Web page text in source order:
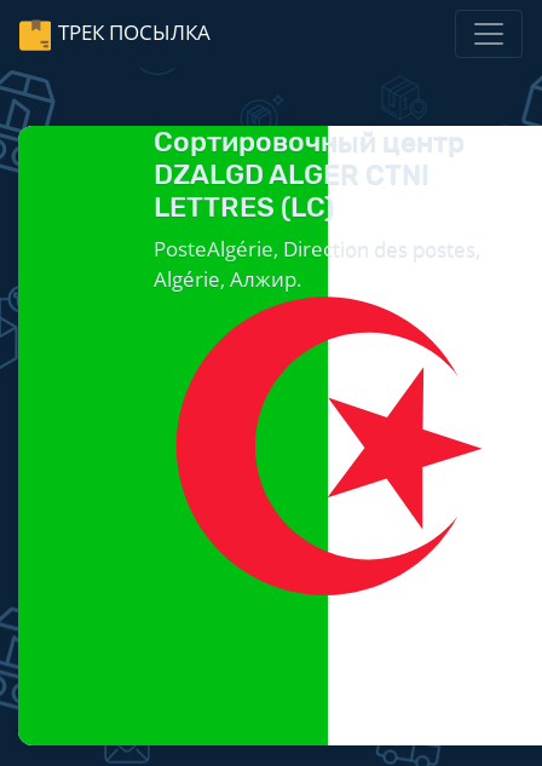
ТРЕК ПОСЫЛКА
Сортировочный центр
DZALGD ALGER CTNI
LETTRES (LC)
PosteAlgérie, Direction des postes,
Algérie, Алжир.